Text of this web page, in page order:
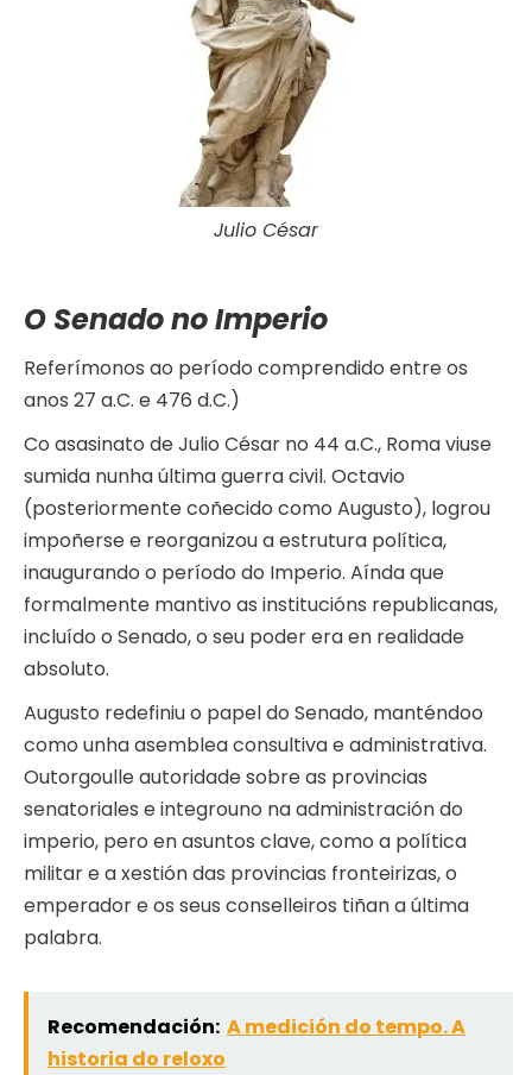
Julio César
O Senado no Imperio
Referímonos ao período comprendido entre os
anos 27 a.C. e 476 d.C.)
Co asasinato de Julio César no 44 a.C., Roma viuse
sumida nunha última guerra civil. Octavio
(posteriormente coñecido como Augusto), logrou
impoñerse e reorganizou a estrutura política,
inaugurando o período do Imperio. Aínda que
formalmente mantivo as institucións republicanas,
incluído o Senado, o seu poder era en realidade
absoluto.
Augusto redefiniu o papel do Senado, manténdoo
como unha asemblea consultiva e administrativa.
Outorgoulle autoridade sobre as provincias
senatoriales e integrouno na administración do
imperio, pero en asuntos clave, como a política
militar e a xestión das provincias fronteirizas, o
emperador e os seus conselleiros tiñan a última
palabra.
Recomendación: A medición do tempo. A
historia do reloxo